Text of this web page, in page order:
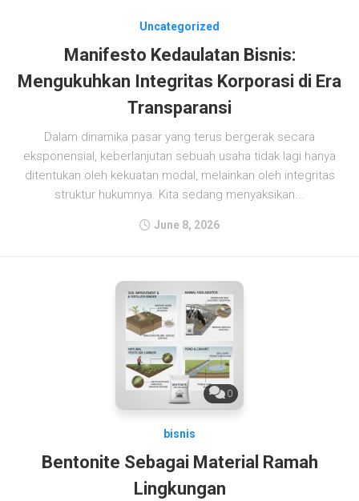
Uncategorized
Manifesto Kedaulatan Bisnis:
Mengukuhkan Integritas Korporasi di Era
Transparansi
Dalam dinamika pasar yang terus bergerak secara
eksponensial, keberlanjutan sebuah usaha tidak lagi hanya
ditentukan oleh kekuatan modal, melainkan oleh integritas
struktur hukumnya. Kita sedang menyaksikan...
June 8, 2026
0
bisnis
Bentonite Sebagai Material Ramah
Lingkungan